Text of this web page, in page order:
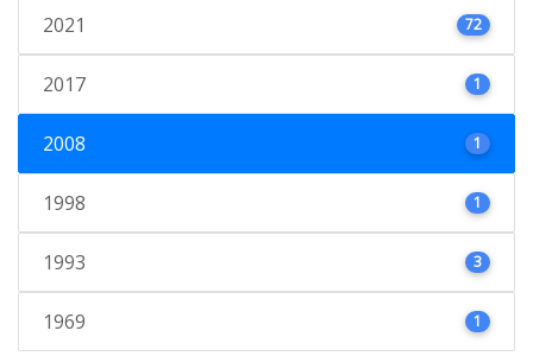
2021 72
2017 1
2008 1
1998 1
1993 3
1969 1